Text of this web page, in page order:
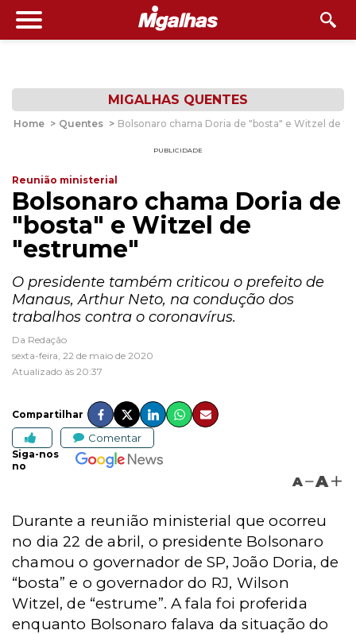
MIGALHAS QUENTES
Home > Quentes > Bolsonaro chama Doria de "bosta" e Witzel de
PUBLICIDADE
Reunião ministerial
Bolsonaro chama Doria de
"bosta" e Witzel de
"estrume"
O presidente também criticou o prefeito de
Manaus, Arthur Neto, na condução dos
trabalhos contra o coronavírus.
Da Redação
sexta-feira, 22 de maio de 2020
Atualizado às 20:37
Compartilhar
Comentar
Siga-nos
no
A A
Durante a reunião ministerial que ocorreu
no dia 22 de abril, o presidente Bolsonaro
chamou o governador de SP, João Doria, de
“bosta” e o governador do RJ, Wilson
Witzel, de “estrume”. A fala foi proferida
enquanto Bolsonaro falava da situação do